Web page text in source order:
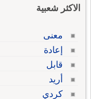
الاكثر شعبية
معنى
إعادة
قابل
أريد
كردي